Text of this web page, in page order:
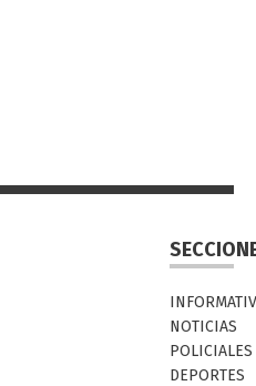
NOTICIAS
POLICIALES
DEPORTES